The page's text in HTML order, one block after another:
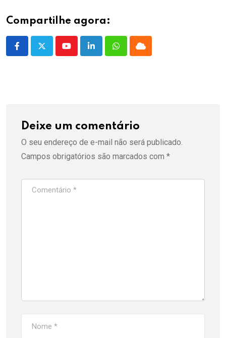
Compartilhe agora:
YoutubeLinkedInWhatsappCloud
Deixe um comentário
O seu endereço de e-mail não será publicado.
Campos obrigatórios são marcados com *